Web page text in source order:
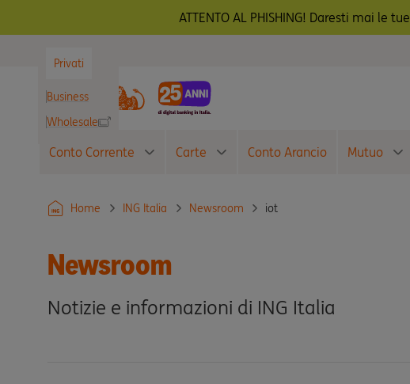
ATTENTO AL PHISHING! Daresti mai le
Privati
Business
Wholesale
Conto Corrente Carte Conto Arancio Mutuo
Home ING Italia Newsroom iot
Newsroom
Notizie e informazioni di ING Italia